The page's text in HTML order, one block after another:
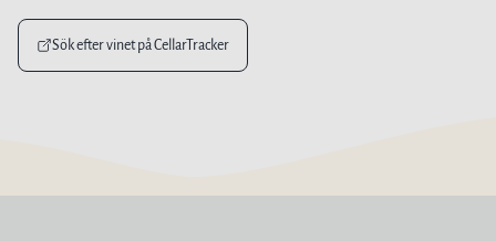
Sök efter vinet på CellarTracker